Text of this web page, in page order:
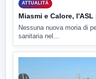
ATTUALITÀ
Miasmi e Calore,
Nessuna nuova moria di
sanitaria nel...